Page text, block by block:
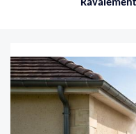
Ravalement de façade 74